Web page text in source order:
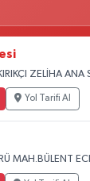
ZELİHA
Yol Tarifi Al
MAH.BÜLENT